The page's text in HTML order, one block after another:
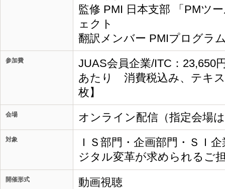
監修 PMI 日本支部 「PMツ
ェクト
翻訳メンバー PMIプログラ
参加費
JUAS会員企業/ITC：23,650
あたり 消費税込み、テキ
枚】
会場 オンライン配信（指定会場
対象
ＩＳ部門・企画部門・ＳＩ
ジタル変革が求められるご
開催形式 動画視聴